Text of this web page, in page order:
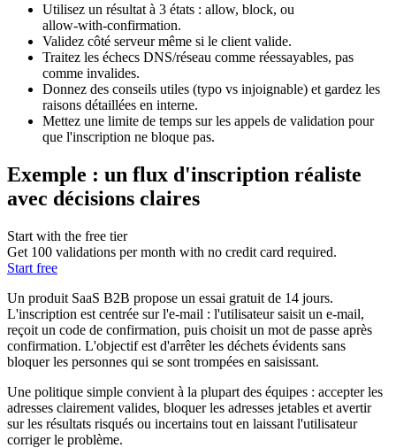
Utilisez un résultat à 3 états : allow, block, ou
allow‑with‑confirmation.
Validez côté serveur même si le client valide.
Traitez les échecs DNS/réseau comme réessayables, pas
comme invalides.
Donnez des conseils utiles (typo vs injoignable) et gardez les
raisons détaillées en interne.
Mettez une limite de temps sur les appels de validation pour
que l'inscription ne bloque pas.
Exemple : un flux d'inscription réaliste
avec décisions claires
Start with the free tier
Get 100 validations per month with no credit card required.
Start free
Un produit SaaS B2B propose un essai gratuit de 14 jours.
L'inscription est centrée sur l'e‑mail : l'utilisateur saisit un e‑mail,
reçoit un code de confirmation, puis choisit un mot de passe après
confirmation. L'objectif est d'arrêter les déchets évidents sans
bloquer les personnes qui se sont trompées en saisissant.
Une politique simple convient à la plupart des équipes : accepter les
adresses clairement valides, bloquer les adresses jetables et avertir
sur les résultats risqués ou incertains tout en laissant l'utilisateur
corriger le problème.